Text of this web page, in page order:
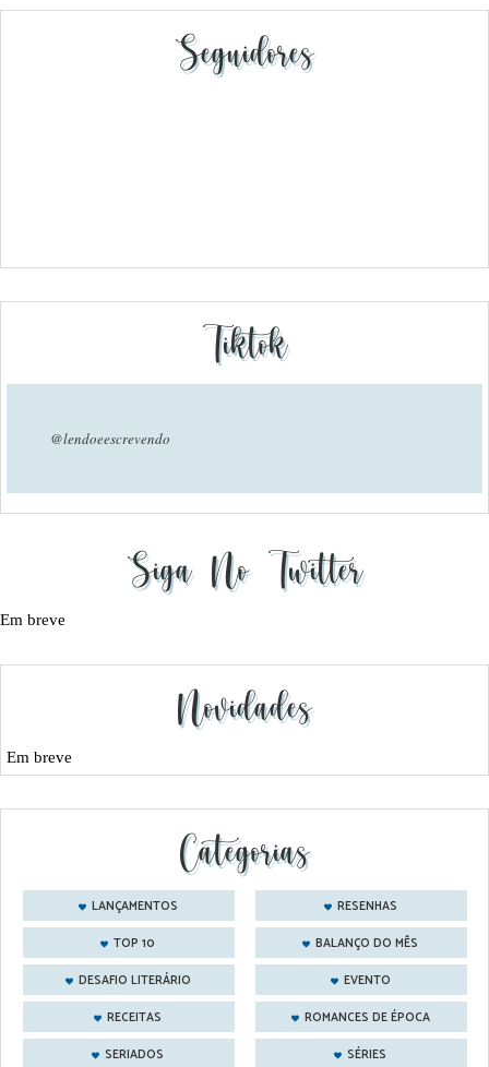
Seguidores
Tiktok
@lendoeescrevendo
Siga No Twitter
Em breve
Novidades
Em breve
Categorias
LANÇAMENTOS
RESENHAS
TOP 10
BALANÇO DO MÊS
DESAFIO LITERÁRIO
EVENTO
RECEITAS
ROMANCES DE ÉPOCA
SERIADOS
SÉRIES